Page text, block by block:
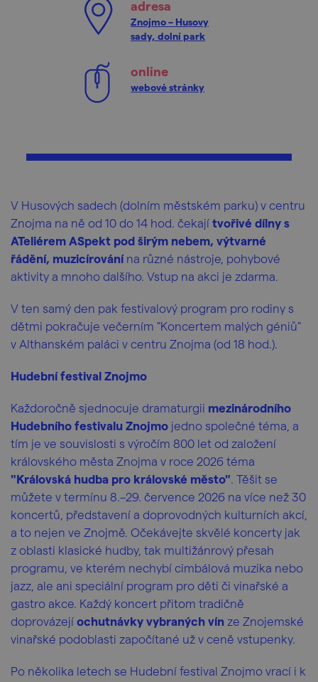
adresa
Znojmo – Husovy
sady, dolní park
online
webové stránky
V Husových sadech (dolním městském parku) v centru
Znojma na ně od 10 do 14 hod. čekají tvořivé dílny s
ATeliérem ASpekt pod širým nebem, výtvarné
řádění, muzicírování na různé nástroje, pohybové
aktivity a mnoho dalšího. Vstup na akci je zdarma.
V ten samý den pak festivalový program pro rodiny s
dětmi pokračuje večerním "Koncertem malých géniů"
v Althanském paláci v centru Znojma (od 18 hod.).
Hudební festival Znojmo
Každoročně sjednocuje dramaturgii mezinárodního
Hudebního festivalu Znojmo jedno společné téma, a
tím je ve souvislosti s výročím 800 let od založení
královského města Znojma v roce 2026 téma
"Královská hudba pro královské město". Těšit se
můžete v termínu 8.–29. července 2026 na více než 30
koncertů, představení a doprovodných kulturních akcí,
a to nejen ve Znojmě. Očekávejte skvělé koncerty jak
z oblasti klasické hudby, tak multižánrový přesah
programu, ve kterém nechybí cimbálová muzika nebo
jazz, ale ani speciální program pro děti či vinařské a
gastro akce. Každý koncert přitom tradičně
doprovázejí ochutnávky vybraných vín ze Znojemské
vinařské podoblasti započítané už v ceně vstupenky.
Po několika letech se Hudební festival Znojmo vrací i k